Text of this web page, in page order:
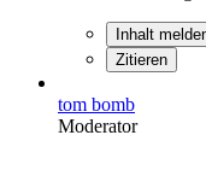
Inhalt
Zitieren
tom bomb
Moderator